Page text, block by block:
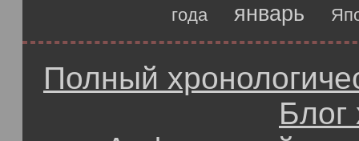
года январь
Полный
Блог